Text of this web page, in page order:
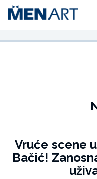
Vruće scene
Bačić!